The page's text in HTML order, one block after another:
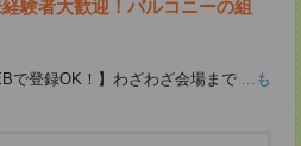
験者大歓迎！バルコニーの組
で登録OK！】わざわざ会場まで ...も